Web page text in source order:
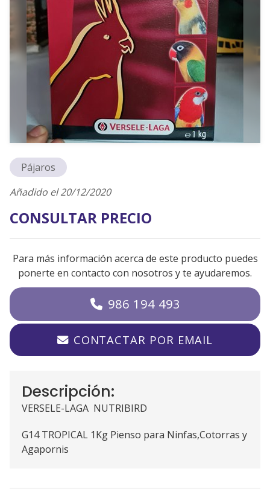
Pájaros
Añadido el 20/12/2020
CONSULTAR PRECIO
Para más información acerca de este producto puedes
ponerte en contacto con nosotros y te ayudaremos.
986 194 493
CONTACTAR POR EMAIL
Descripción:
VERSELE-LAGA NUTRIBIRD
G14 TROPICAL 1Kg Pienso para Ninfas,Cotorras y
Agapornis